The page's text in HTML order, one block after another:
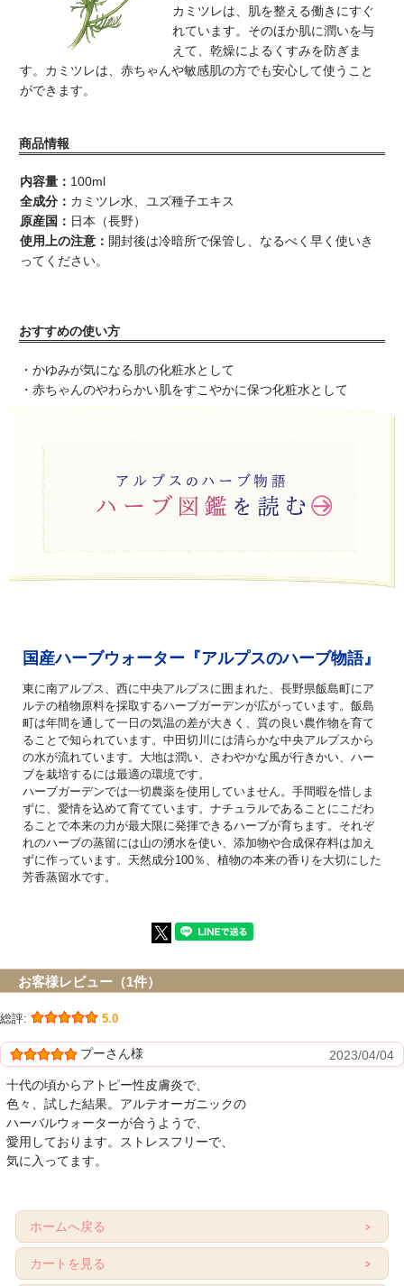
カミツレは、肌を整える働きにすぐ
れています。そのほか肌に潤いを与
えて、乾燥によるくすみを防ぎま
す。カミツレは、赤ちゃんや敏感肌の方でも安心して使うこと
ができます。
商品情報
内容量： 100ml
全成分： カミツレ水、ユズ種子エキス
原産国： 日本（長野）
使用上の注意： 開封後は冷暗所で保管し、なるべく早く使いき
ってください。
おすすめの使い方
・かゆみが気になる肌の化粧水として
・赤ちゃんのやわらかい肌をすこやかに保つ化粧水として
国産ハーブウォーター『アルプスのハーブ物語』
東に南アルプス、西に中央アルプスに囲まれた、長野県飯島町にア
ルテの植物原料を採取するハーブガーデンが広がっています。飯島
町は年間を通して一日の気温の差が大きく、質の良い農作物を育て
ることで知られています。中田切川には清らかな中央アルプスから
の水が流れています。大地は潤い、さわやかな風が行きかい、ハー
ブを栽培するには最適の環境です。
ハーブガーデンでは一切農薬を使用していません。手間暇を惜しま
ずに、愛情を込めて育てています。ナチュラルであることにこだわ
ることで本来の力が最大限に発揮できるハーブが育ちます。それぞ
れのハーブの蒸留には山の湧水を使い、添加物や合成保存料は加え
ずに作っています。天然成分100％、植物の本来の香りを大切にした
芳香蒸留水です。
お客様レビュー（1件）
総評: 5.0
プーさん様 2023/04/04
十代の頃からアトピー性皮膚炎で、
色々、試した結果。アルテオーガニックの
ハーバルウォーターが合うようで、
愛用しております。ストレスフリーで、
気に入ってます。
ホームへ戻る
カートを見る